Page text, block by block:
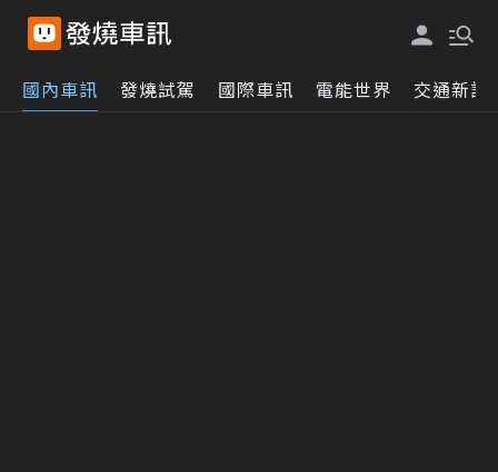
國內車訊 發燒試駕 國際車訊 電能世界 交通新訊